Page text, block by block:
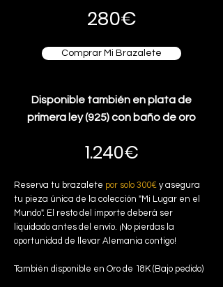
280€
Comprar Mi Brazalete
Disponible también en plata de
primera ley (925) con baño de oro
1.240€
Reserva tu brazalete por solo 300€ y asegura
tu pieza única de la colección "Mi Lugar en el
Mundo". El resto del importe deberá ser
liquidado antes del envío. ¡No pierdas la
oportunidad de llevar Alemania contigo!
También disponible en Oro de 18K (Bajo pedido)